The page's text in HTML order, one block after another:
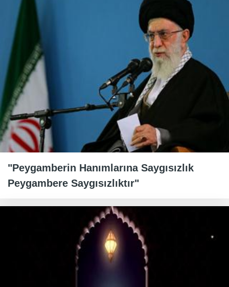
"Peygamberin Hanımlarına Saygısızlık
Peygambere Saygısızlıktır"